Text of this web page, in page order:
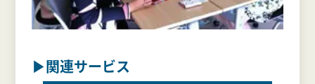
▶関連サービス